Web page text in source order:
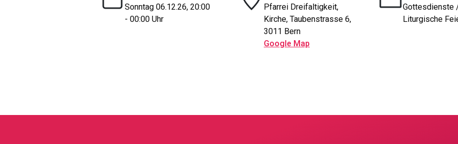
Sonntag 06.12.26, 20:00
- 00:00 Uhr
Pfarrei Dreifaltigkeit,
Kirche, Taubenstrasse 6,
3011 Bern
Google Map
Gottesdienste
Liturgische